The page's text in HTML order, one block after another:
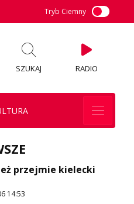
Tryb Ciemny
SZUKAJ RADIO
przejmie kielecki
14:53